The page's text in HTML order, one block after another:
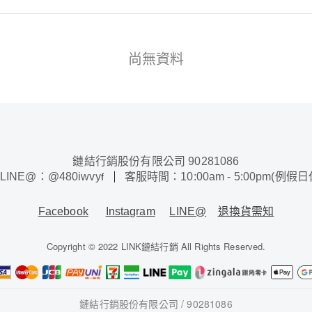
尚無資料
鏈結行銷股份有限公司 90281086
：@480iwvyf 客服時間：10:00am - 5:00pm(例假日
Facebook Instagram LINE@ 退換貨需知
Copyright © 2022 LINK鏈結行銷 All Rights Reserved.
鏈結行銷股份有限公司 / 90281086